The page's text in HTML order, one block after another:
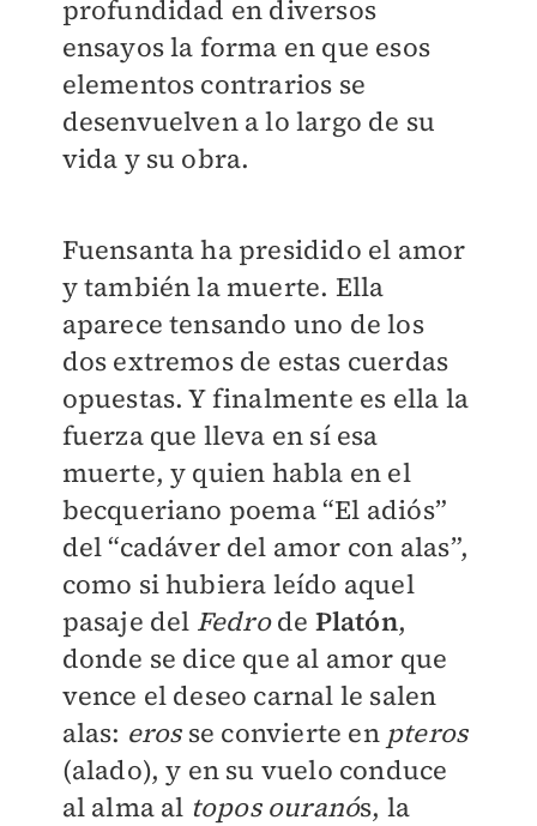
profundidad en diversos
ensayos la forma en que esos
elementos contrarios se
desenvuelven a lo largo de su
vida y su obra.
Fuensanta ha presidido el amor
y también la muerte. Ella
aparece tensando uno de los
dos extremos de estas cuerdas
opuestas. Y finalmente es ella la
fuerza que lleva en sí esa
muerte, y quien habla en el
becqueriano poema “El adiós”
del “cadáver del amor con alas”,
como si hubiera leído aquel
pasaje del Fedrode Platón,
donde se dice que al amor que
vence el deseo carnal le salen
alas: eros se convierte en pteros
(alado), y en su vuelo conduce
al alma al topos ouranós, la